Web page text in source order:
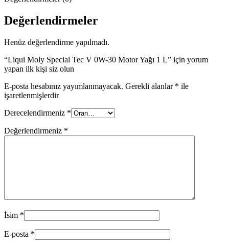
Değerlendirmeler
Henüz değerlendirme yapılmadı.
“Liqui Moly Special Tec V 0W-30 Motor Yağı 1 L” için yorum
yapan ilk kişi siz olun
E-posta hesabınız yayımlanmayacak. Gerekli alanlar * ile
işaretlenmişlerdir
Derecelendirmeniz *
Değerlendirmeniz *
İsim *
E-posta *